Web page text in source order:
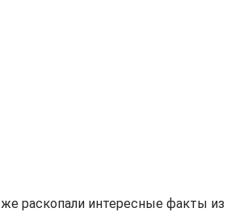
раскопали интересные факты из